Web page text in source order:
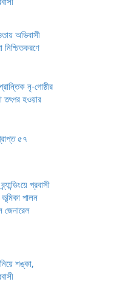
অভিবাসী
নৃ-গোষ্ঠীর
তৎপর হওয়ার
৫৭
প্রবাসী
ভূমিকা পালন
শঙ্কা,